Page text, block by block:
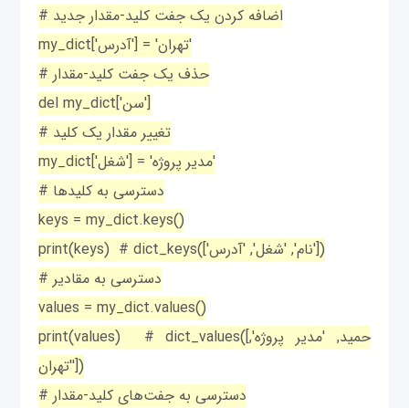
# اضافه کردن یک جفت کلید-مقدار جدید
my_dict['آدرس'] = 'تهران'
# حذف یک جفت کلید-مقدار
del my_dict['سن']
# تغییر مقدار یک کلید
my_dict['شغل'] = 'مدیر پروژه'
# دسترسی به کلید‌ها
keys = my_dict.keys()
print(keys) # dict_keys(['نام', 'شغل', 'آدرس'])
# دسترسی به مقادیر
values = my_dict.values()
print(values) # dict_values([حمید, 'مدیر پروژه',
'تهران'])
# دسترسی به جفت‌های کلید-مقدار